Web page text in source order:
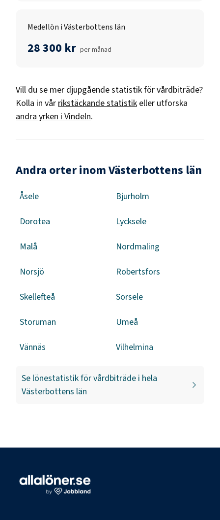
Medellön i Västerbottens län
28 300 kr per månad
Vill du se mer djupgående statistik förvårdbiträde?
Kolla in vår rikstäckande statistik eller utforska
andra yrken i Vindeln.
Andra orter inom Västerbottens län
Åsele Bjurholm
Dorotea Lycksele
Malå Nordmaling
Norsjö Robertsfors
Skellefteå Sorsele
Storuman Umeå
Vännäs Vilhelmina
Se lönestatistik förvårdbiträde i hela
Västerbottens län